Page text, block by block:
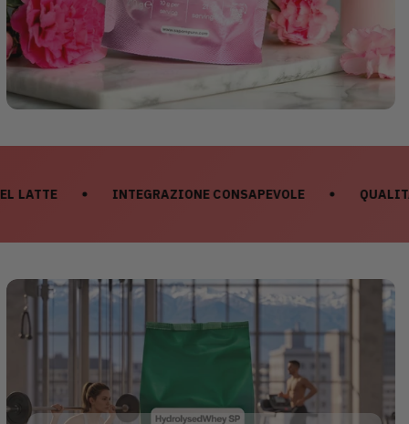
INTEGRAZIONE CONSAPEVOLE QUALITÀ CONTROLLATA